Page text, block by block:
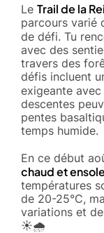
Le Trail de la
parcours varié
de défi. Tu
avec des
travers des
défis incluent
exigeante avec
descentes
pentes
temps humide.
En ce début
chaud et
températures
de 20-25°C,
variations et
☀️🌧️